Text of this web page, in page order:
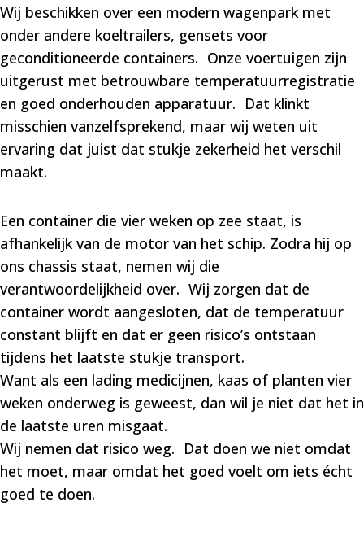
Wij beschikken over een modern wagenpark met
onder andere koeltrailers, gensets voor
geconditioneerde containers. Onze voertuigen zijn
uitgerust met betrouwbare temperatuurregistratie
en goed onderhouden apparatuur. Dat klinkt
misschien vanzelfsprekend, maar wij weten uit
ervaring dat juist dat stukje zekerheid het verschil
maakt.
Een container die vier weken op zee staat, is
afhankelijk van de motor van het schip. Zodra hij op
ons chassis staat, nemen wij die
verantwoordelijkheid over. Wij zorgen dat de
container wordt aangesloten, dat de temperatuur
constant blijft en dat er geen risico’s ontstaan
tijdens het laatste stukje transport.
Want als een lading medicijnen, kaas of planten vier
weken onderweg is geweest, dan wil je niet dat het in
de laatste uren misgaat.
Wij nemen dat risico weg. Dat doen we niet omdat
het moet, maar omdat het goed voelt om iets écht
goed te doen.